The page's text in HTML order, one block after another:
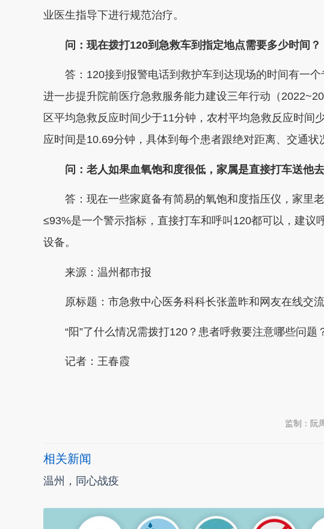
业医生指导下进行规范治疗。
问：现在拨打120到急救车到指定地点需要多少时间？
答：120接到报警电话到救护车到达现场的时间有一个
进一步提升院前医疗急救服务能力建设三年行动（
区平均急救反应时间少于11分钟，农村平均急救反应时间
应时间是10.69分钟，具体到每个患者跟绝对距离、交通状
问：老人如果血氧饱和度很低，家属是直接打车送他
答：现在一些家庭备有简易的氧饱和度指压仪，家里
≤93%是一个警示指标，直接打车和呼叫120都可以，建议
设备。
来源：温州都市报
原标题：市急救中心医务科科长张盖昨和网友在线交流
“阳”了什么情况需拨打120？患者呼救要注意哪些问题
记者：王春霞
监制：阮
相关新闻
温州，同心战疫